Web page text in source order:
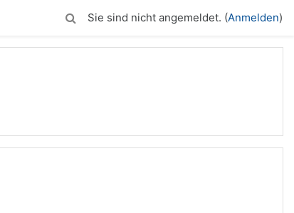
Sie sind nicht angemeldet. (Anmelden)